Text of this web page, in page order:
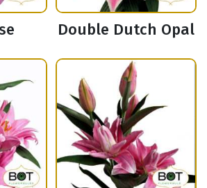
Double Dutch Opal